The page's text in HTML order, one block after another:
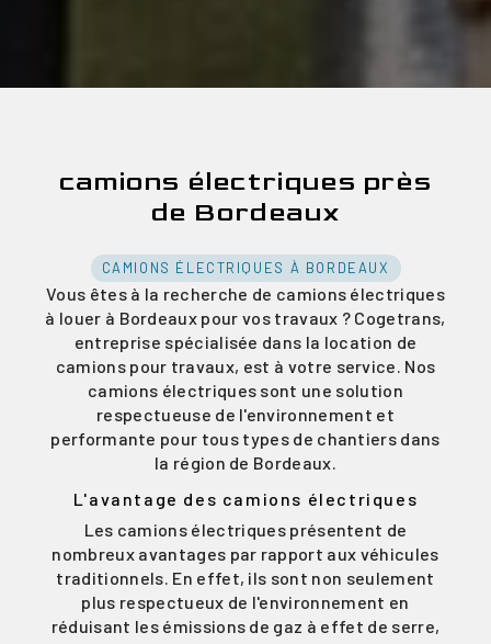
camions électriques près
de Bordeaux
CAMIONS ÉLECTRIQUES À BORDEAUX
Vous êtes à la recherche de camions électriques
à louer à Bordeaux pour vos travaux ? Cogetrans,
entreprise spécialisée dans la location de
camions pour travaux, est à votre service. Nos
camions électriques sont une solution
respectueuse de l'environnement et
performante pour tous types de chantiers dans
la région de Bordeaux.
L'avantage des camions électriques
Les camions électriques présentent de
nombreux avantages par rapport aux véhicules
traditionnels. En effet, ils sont non seulement
plus respectueux de l'environnement en
réduisant les émissions de gaz à effet de serre,